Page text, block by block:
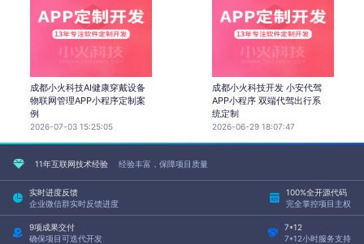
成都小火科技AI健康穿戴设备
物联网管理APP小程序定制案
例
2026-07-03 15:25:05
成都小火科技开发 小安代驾
APP小程序 双端代驾出行系
统定制
2026-06-29 18:07:47
11年互联网技术经验 经验丰富，保障项目质量
实时进度反馈
企业微信群实时反馈进度
100%全开源代码
完全掌控项目主权
9项成果交付
确保项目可迭代开发
7*12
7*12小时服务支持